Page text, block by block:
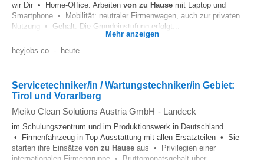
wir Dir • Home-Office: Arbeiten von zu Hause mit Laptop und
Smartphone • Mobilität: neutraler Firmenwagen, auch zur privaten
Nutzung • Gehalt: Die Grundeinstufung erfolgt...
Mehr anzeigen
heyjobs.co - heute
Servicetechniker/in / Wartungstechniker/in Gebiet:
Tirol und Vorarlberg
Meiko Clean Solutions Austria GmbH - Landeck
im Schulungszentrum und im Produktionswerk in Deutschland
• Firmenfahrzeug in Top-Ausstattung mit allen Ersatzteilen • Sie
starten ihre Einsätze von zu Hause aus • Privilegien einer